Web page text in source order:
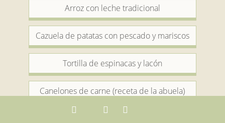
Arroz con leche tradicional
Cazuela de patatas con pescado y mariscos
Tortilla de espinacas y lacón
Canelones de carne (receta de la abuela)